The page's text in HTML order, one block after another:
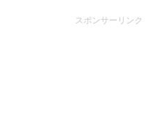
スポンサーリンク